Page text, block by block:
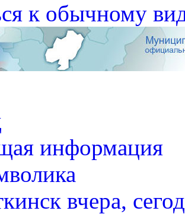
к обычному
информация
вчера,